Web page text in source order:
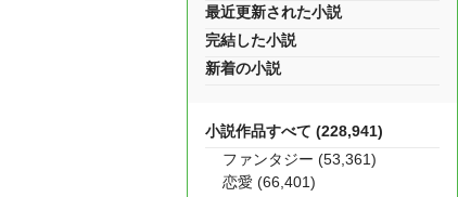
最近更新された小説
完結した小説
新着の小説
小説作品すべて (228,941)
ファンタジー (53,361)
恋愛 (66,401)